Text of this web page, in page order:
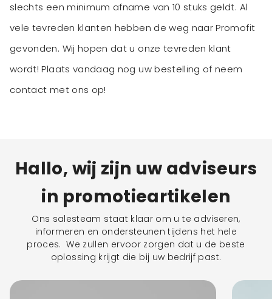
slechts een minimum afname van 10 stuks geldt. Al
vele tevreden klanten hebben de weg naar Promofit
gevonden. Wij hopen dat u onze tevreden klant
wordt! Plaats vandaag nog uw bestelling of neem
contact met ons op!
Hallo, wij zijn uw adviseurs
in promotieartikelen
Ons salesteam staat klaar om u te adviseren,
informeren en ondersteunen tijdens het hele
proces. We zullen ervoor zorgen dat u de beste
oplossing krijgt die bij uw bedrijf past.